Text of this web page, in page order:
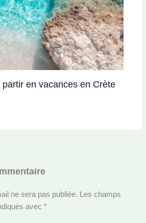
en vacances en Crète
ne sera pas publiée. Les champs
avec*